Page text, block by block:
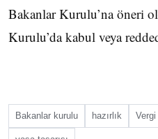
Bakanlar Kurulu’na öneri
Kurulu’da kabul veya
Bakanlar kurulu hazırlık Vergi